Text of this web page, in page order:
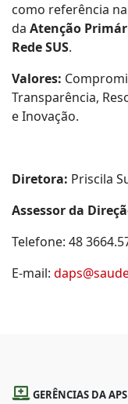
como referência
da Atenção
Rede SUS.
Valores:
Transparência,
e Inovação.
Diretora: Priscila
Assessor da
Telefone: 48
E-mail:
GERÊNCIAS DA APS